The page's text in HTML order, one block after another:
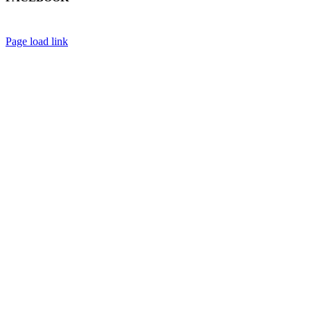
Page load link